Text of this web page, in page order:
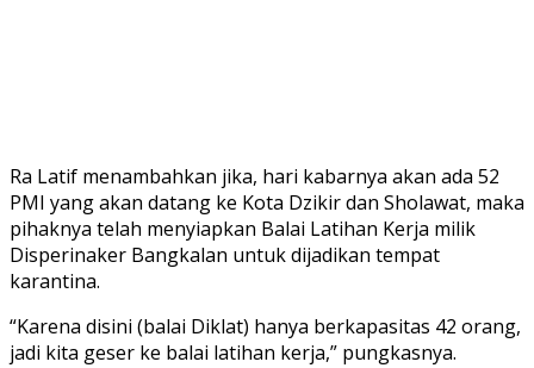
Ra Latif menambahkan jika, hari kabarnya akan ada 52
PMI yang akan datang ke Kota Dzikir dan Sholawat, maka
pihaknya telah menyiapkan Balai Latihan Kerja milik
Disperinaker Bangkalan untuk dijadikan tempat
karantina.
“Karena disini (balai Diklat) hanya berkapasitas 42 orang,
jadi kita geser ke balai latihan kerja,” pungkasnya.